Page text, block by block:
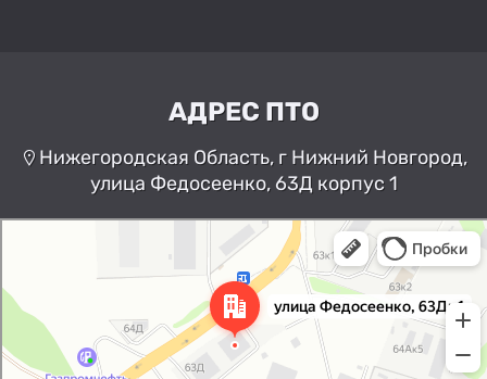
АДРЕС ПТО
Нижегородская Область, г Нижний Новгород,
улица Федосеенко, 63Д корпус 1
Нижний Новгород
Улица Федосеенко, 63Дк1 —
Яндекс Карты